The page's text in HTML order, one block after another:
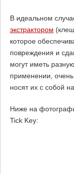
В идеальном
экстрактором
которое
повреждения и
могут иметь
применении,
носят их с собой
Ниже на
Tick Key: